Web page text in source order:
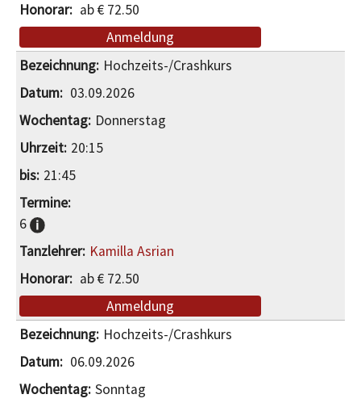
ab € 72.50
Anmeldung
Hochzeits-/Crashkurs
03.09.2026
Donnerstag
20:15
21:45
6
Kamilla Asrian
ab € 72.50
Anmeldung
Hochzeits-/Crashkurs
06.09.2026
Sonntag